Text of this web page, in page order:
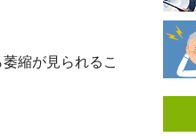
縮が見られるこ